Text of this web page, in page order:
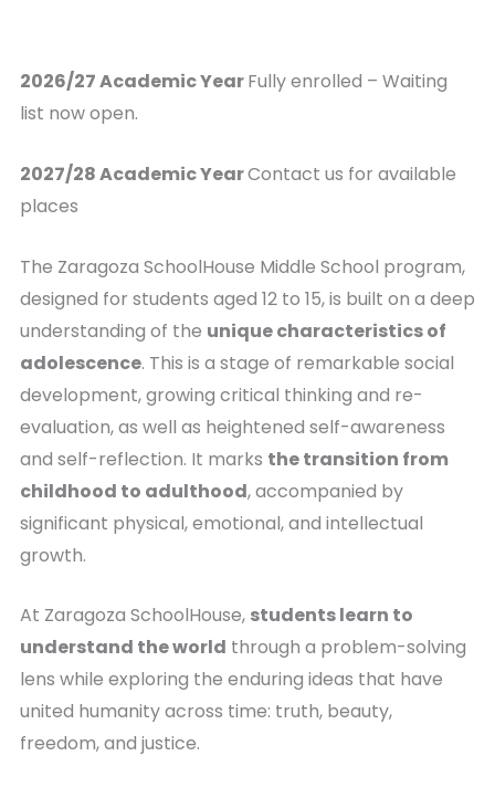
2026/27 Academic YearFully enrolled – Waiting
list now open.
2027/28 Academic YearContact us for available
places
The Zaragoza SchoolHouse Middle School program,
designed for students aged 12 to 15, is built on a deep
understanding of the unique characteristics of
adolescence. This is a stage of remarkable social
development, growing critical thinking and re-
evaluation, as well as heightened self-awareness
and self-reflection. It marks the transition from
childhood to adulthood, accompanied by
significant physical, emotional, and intellectual
growth.
At Zaragoza SchoolHouse, students learn to
understand the world through a problem-solving
lens while exploring the enduring ideas that have
united humanity across time: truth, beauty,
freedom, and justice.